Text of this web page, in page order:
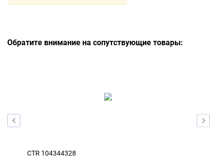
Обратите внимание на сопутствующие товары:
CTR 104344328